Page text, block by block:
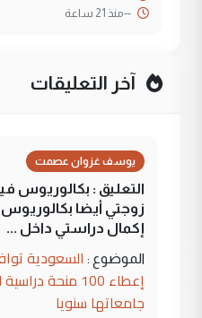
--منذ 21 ساعة
آخر التعليقات
يوسف غزوان عصمت
التعليق : بكالوريوس
زوجتي أيضا
إكمال دراستي داخل ...
الموضوع : السعودية
إعطاء 100 منحة
جامعاتها سنويا